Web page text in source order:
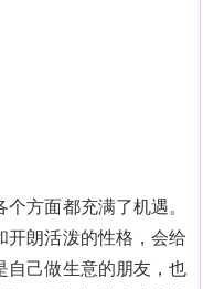
方面都充满了机遇。
开朗活泼的性格，会给
自己做生意的朋友，也